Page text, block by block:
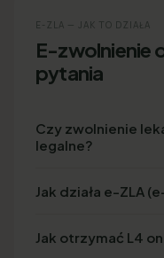
E-ZLA — JAK TO DZIAŁA
E-zwolnienie
pytania
Czy zwolnienie
legalne?
Jak działa e-ZLA
Jak otrzymać L4